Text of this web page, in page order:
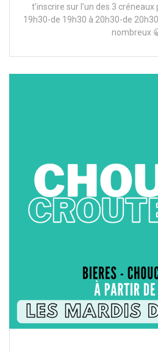
t’inscrire sur l’un des 3
19h30-de 19h30 à 20h30-de
nombreux